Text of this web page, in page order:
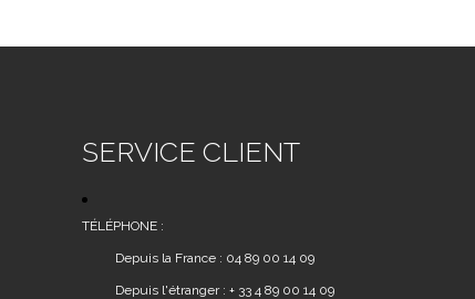
SERVICE CLIENT
TÉLÉPHONE :
Depuis la France : 04 89 00 14 09
Depuis l'étranger : + 33 4 89 00 14 09